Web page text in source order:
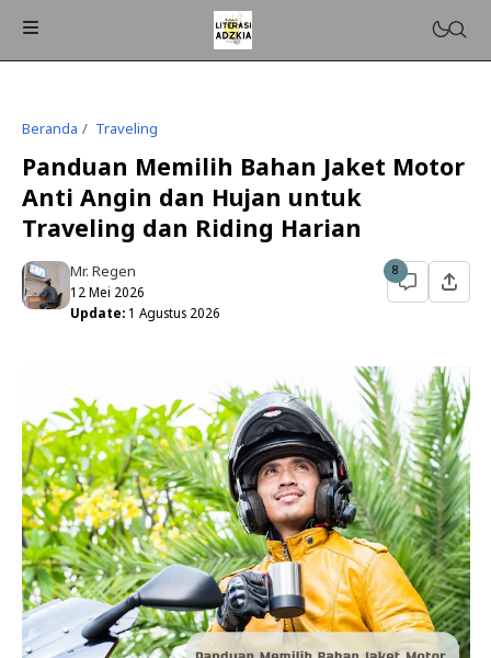
ISLAMPEDIA
PENDIDIKAN
BISNIS
FINANSIAL
KESEHATAN
Beranda Traveling
Panduan Memilih Bahan Jaket Motor
Anti Angin dan Hujan untuk
Traveling dan Riding Harian
Mr. Regen
12 Mei 2026
Update: 1 Agustus 2026
8